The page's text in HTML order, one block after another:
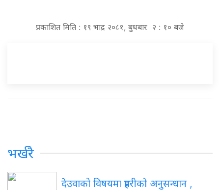
प्रकाशित मिति : १९ भाद्र २०८१, बुधबार २ : १० बजे
भर्खरै
देउवाको विषयमा प्रहरीको अनुसन्धान ,